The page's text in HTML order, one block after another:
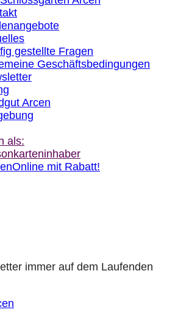
gestellte Fragen
Geschäftsbedingungen
Arcen
als:
Online mit Rabatt!
immer auf dem Laufenden